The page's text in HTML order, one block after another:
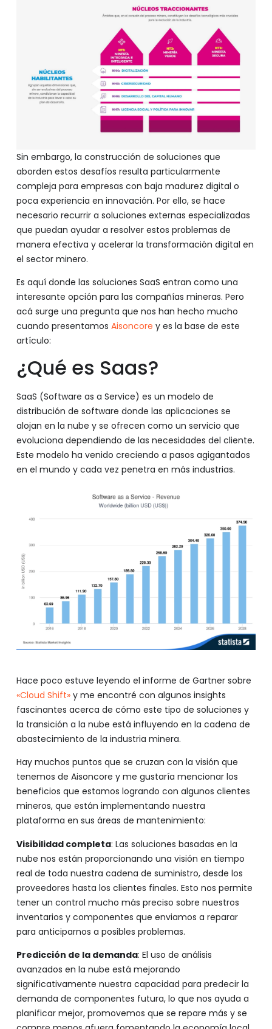
Sin embargo, la construcción de soluciones que
aborden estos desafíos resulta particularmente
compleja para empresas con baja madurez digital o
poca experiencia en innovación. Por ello, se hace
necesario recurrir a soluciones externas especializadas
que puedan ayudar a resolver estos problemas de
manera efectiva y acelerar la transformación digital en
el sector minero.
Es aquí donde las soluciones SaaS entran como una
interesante opción para las compañías mineras. Pero
acá surge una pregunta que nos han hecho mucho
cuando presentamos Aisoncore y es la base de este
artículo:
¿Qué es Saas?
SaaS (Software as a Service) es un modelo de
distribución de software donde las aplicaciones se
alojan en la nube y se ofrecen como un servicio que
evoluciona dependiendo de las necesidades del cliente.
Este modelo ha venido creciendo a pasos agigantados
en el mundo y cada vez penetra en más industrias.
Hace poco estuve leyendo el informe de Gartner sobre
«Cloud Shift»y me encontré con algunos insights
fascinantes acerca de cómo este tipo de soluciones y
la transición a la nube está influyendo en la cadena de
abastecimiento de la industria minera.
Hay muchos puntos que se cruzan con la visión que
tenemos de Aisoncore y me gustaría mencionar los
beneficios que estamos logrando con algunos clientes
mineros, que están implementando nuestra
plataforma en sus áreas de mantenimiento:
Visibilidad completa: Las soluciones basadas en la
nube nos están proporcionando una visión en tiempo
real de toda nuestra cadena de suministro, desde los
proveedores hasta los clientes finales. Esto nos permite
tener un control mucho más preciso sobre nuestros
inventarios y componentes que enviamos a reparar
para anticiparnos a posibles problemas.
Predicción de la demanda: El uso de análisis
avanzados en la nube está mejorando
significativamente nuestra capacidad para predecir la
demanda de componentes futura, lo que nos ayuda a
planificar mejor, promovemos que se repare más y se